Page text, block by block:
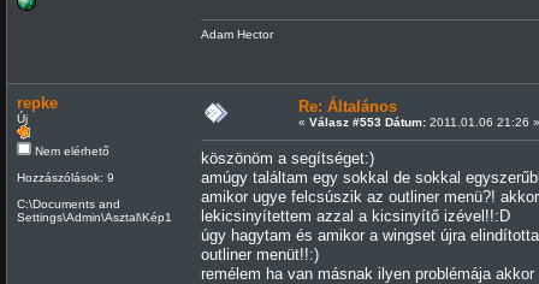
Adam Hector
repke
Új
Nem elérhető
Hozzászólások: 9
C:\Documents and
Settings\Admin\Asztal\Kép1
Re: Általános
« Válasz #553 Dátum:2011.01.06 21:26 »
köszönöm a segítséget:)
amúgy találtam egy sokkal de sokkal
amikor ugye felcsúszik az outliner menü?!
lekicsinyítettem azzal a kicsinyítő izével!!:D
úgy hagytam és amikor a wingset újra
outliner menüt!!:)
remélem ha van másnak ilyen problémája